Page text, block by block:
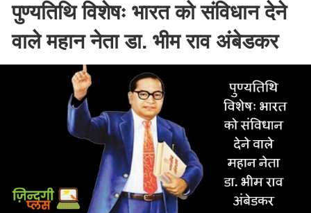
पुण्यतिथि विशेषः भारत को संविधान देने
वाले महान नेता डा. भीम राव अंबेडकर